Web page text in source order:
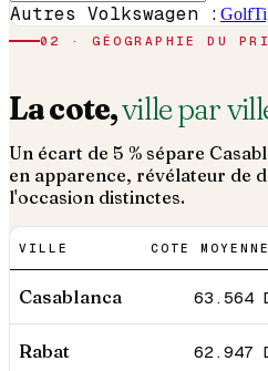
Autres Volkswagen : Golf
02 · GÉOGRAPHIE DU
La cote,ville par
Un écart de 5 % sépare
en apparence, révélateur de
l'occasion distinctes.
VILLE COTE MOYENNE
Casablanca 63.564
Rabat 62.947